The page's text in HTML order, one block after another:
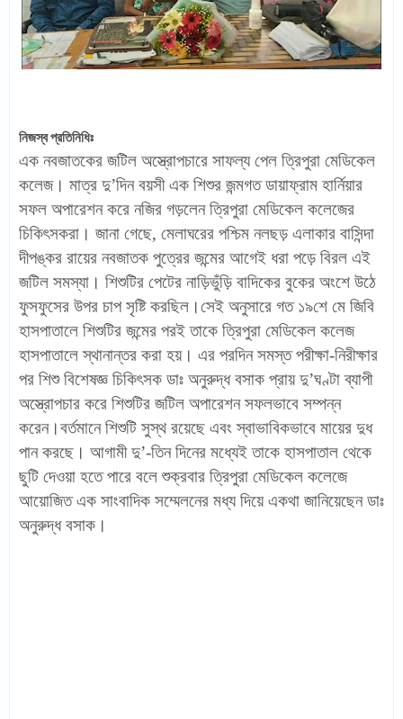
নিজস্ব প্রতিনিধিঃ
এক নবজাতকের জটিল অস্ত্রোপচারে সাফল্য পেল ত্রিপুরা মেডিকেল
কলেজ। মাত্র দু’দিন বয়সী এক শিশুর জন্মগত ডায়াফ্রাম হার্নিয়ার
সফল অপারেশন করে নজির গড়লেন ত্রিপুরা মেডিকেল কলেজের
চিকিৎসকরা। জানা গেছে, মেলাঘরের পশ্চিম নলছড় এলাকার বাসিন্দা
দীপঙ্কর রায়ের নবজাতক পুত্রের জন্মের আগেই ধরা পড়ে বিরল এই
জটিল সমস্যা। শিশুটির পেটের নাড়িভুঁড়ি বাদিকের বুকের অংশে উঠে
ফুসফুসের উপর চাপ সৃষ্টি করছিল।সেই অনুসারে গত ১৯শে মে জিবি
হাসপাতালে শিশুটির জন্মের পরই তাকে ত্রিপুরা মেডিকেল কলেজ
হাসপাতালে স্থানান্তর করা হয়। এর পরদিন সমস্ত পরীক্ষা-নিরীক্ষার
পর শিশু বিশেষজ্ঞ চিকিৎসক ডাঃ অনুরুদ্ধ বসাক প্রায় দু’ঘণ্টা ব্যাপী
অস্ত্রোপচার করে শিশুটির জটিল অপারেশন সফলভাবে সম্পন্ন
করেন।বর্তমানে শিশুটি সুস্থ রয়েছে এবং স্বাভাবিকভাবে মায়ের দুধ
পান করছে। আগামী দু’-তিন দিনের মধ্যেই তাকে হাসপাতাল থেকে
ছুটি দেওয়া হতে পারে বলে শুক্রবার ত্রিপুরা মেডিকেল কলেজে
আয়োজিত এক সাংবাদিক সম্মেলনের মধ্য দিয়ে একথা জানিয়েছেন ডাঃ
অনুরুদ্ধ বসাক।